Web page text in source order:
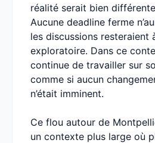
réalité serait bien
Aucune deadline ferme
les discussions resteraient
exploratoire. Dans ce
continue de travailler sur
comme si aucun
n’était imminent.
Ce flou autour de
un contexte plus large où